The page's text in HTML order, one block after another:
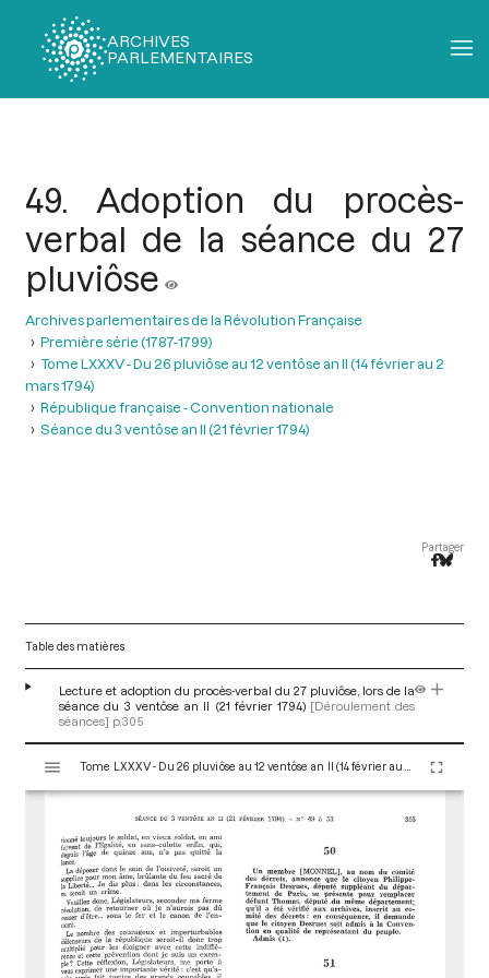
ARCHIVES
PARLEMENTAIRES
49. Adoption du procès-
verbal de la séance du 27
pluviôse
Archives parlementaires de la Révolution Française
Première série (1787-1799)
Tome LXXXV - Du 26 pluviôse au 12 ventôse an II (14 février au 2
mars 1794)
République française - Convention nationale
Séance du 3 ventôse an II (21 février 1794)
Partager
Table des matières
Lecture et adoption du procès-verbal du 27 pluviôse, lors de la
séance du 3 ventôse an II (21 février 1794) [Déroulement des
séances] p.305
s